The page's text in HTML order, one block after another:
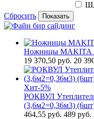
Сбросить
Показать
Ножницы MAKITA
19 370,50 руб. 20
Хит-5%
РОКВУЛ
(3,6м2=0,36м3)
464,55 руб. 489 руб.